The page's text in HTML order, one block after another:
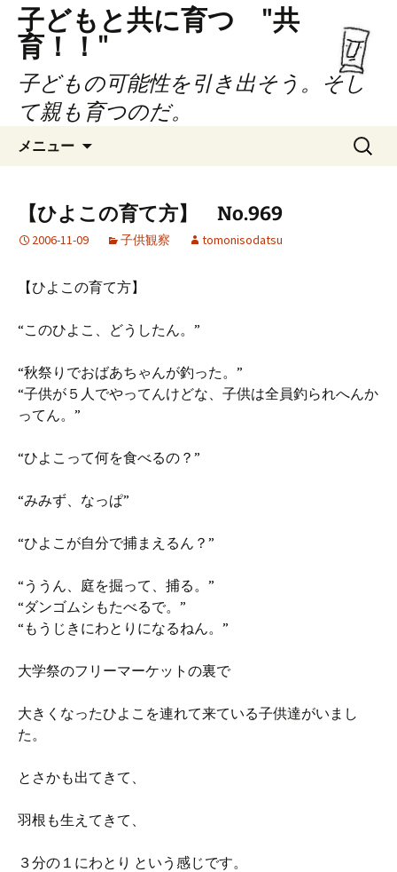
子どもと共に育つ "共
育！！"
子どもの可能性を引き出そう。そし
て親も育つのだ。
メニュー
ツ
キ
検
索:
【ひよこの育て方】 No.969
2006-11-09 子供観察 tomonisodatsu
【ひよこの育て方】
“このひよこ、どうしたん。”
“秋祭りでおばあちゃんが釣った。”
“子供が５人でやってんけどな、子供は全員釣られへんか
ってん。”
“ひよこって何を食べるの？”
“みみず、なっぱ”
“ひよこが自分で捕まえるん？”
“ううん、庭を掘って、捕る。”
“ダンゴムシもたべるで。”
“もうじきにわとりになるねん。”
大学祭のフリーマーケットの裏で
大きくなったひよこを連れて来ている子供達がいまし
た。
とさかも出てきて、
羽根も生えてきて、
３分の１にわとり という感じです。